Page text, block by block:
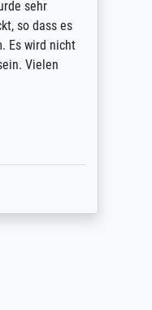
sehr
so dass es
Es wird nicht
Vielen